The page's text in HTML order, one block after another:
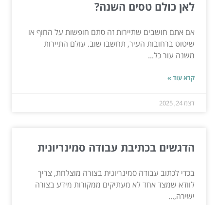
לאן כולם טסים השנה?
אם אתם חושבים שתיירות זה סתם חופשות על החוף או
שיטוט ברחובות העיר, תחשבו שוב. עולם התיירות
משנה עור כל...
קרא עוד »
דצמ 24, 2025
הדגשים בכתיבת עבודה סמינריונית
בכדי לכתוב עבודה סמינריונית בצורה מוצלחת, צריך
לוודא שמצד אחד לא מעתיקים ממקורות מידע בצורה
ישירה,...